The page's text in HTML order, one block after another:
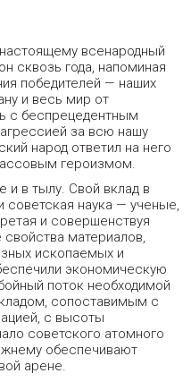
всенародный
сквозь года, напоминая
победителей — наших
и весь мир от
с беспрецедентным
за всю нашу
народ ответил на него
героизмом.
и в тылу. Свой вклад в
советская наука — ученые,
и совершенствуя
материалов,
ископаемых и
экономическую
поток необходимой
сопоставимым с
с высоты
советского атомного
обеспечивают
арене.